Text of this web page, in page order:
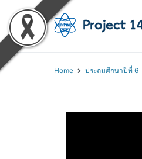
Home ประถมศึกษาปีที่ 6